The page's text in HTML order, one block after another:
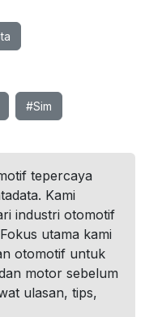
#Sim
tepercaya
Kami
industri otomotif
utama kami
otomotif untuk
motor sebelum
ulasan, tips,